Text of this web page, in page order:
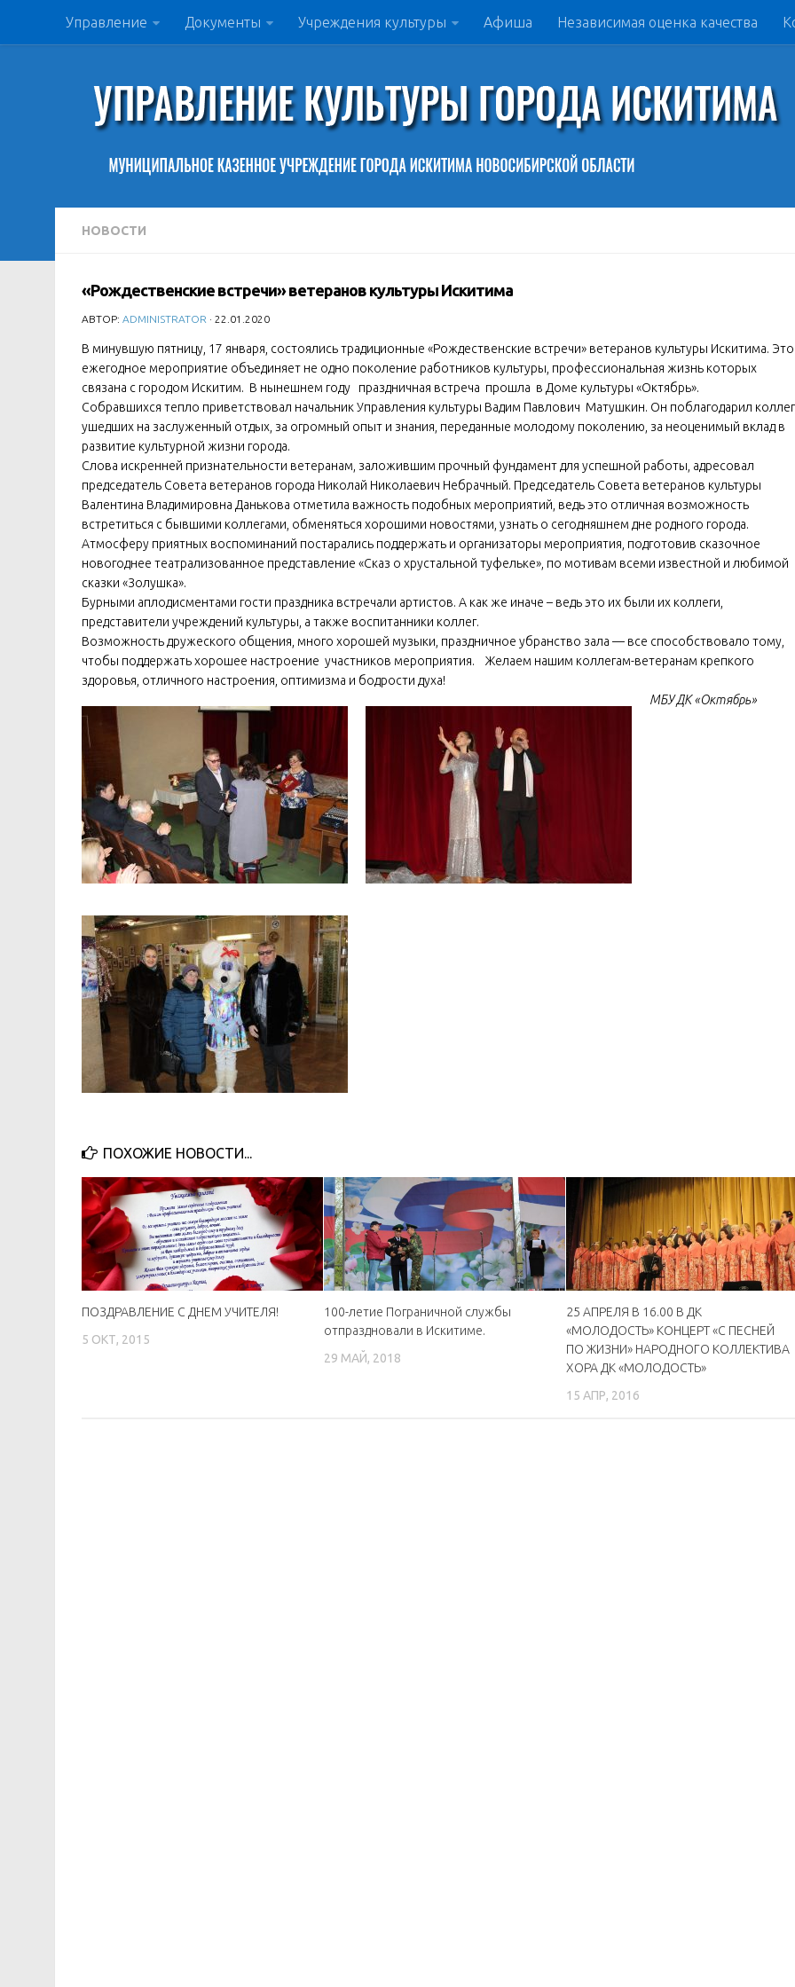
Управление Документы Учреждения культуры Афиша Независимая оценка качества
НОВОСТИ
«Рождественские встречи» ветеранов культуры Искитима
АВТОР: ADMINISTRATOR · 22.01.2020
В минувшую пятницу, 17 января, состоялись традиционные «Рождественские встречи» ветеранов культуры Искитима. Это
ежегодное мероприятие объединяет не одно поколение работников культуры, профессиональная жизнь которых
связана с городом Искитим. В нынешнем году праздничная встреча прошла в Доме культуры «Октябрь».
Собравшихся тепло приветствовал начальник Управления культуры Вадим Павлович Матушкин. Он поблагодарил коллег,
ушедших на заслуженный отдых, за огромный опыт и знания, переданные молодому поколению, за неоценимый вклад в
развитие культурной жизни города.
Слова искренней признательности ветеранам, заложившим прочный фундамент для успешной работы, адресовал
председатель Совета ветеранов города Николай Николаевич Небрачный. Председатель Совета ветеранов культуры
Валентина Владимировна Данькова отметила важность подобных мероприятий, ведь это отличная возможность
встретиться с бывшими коллегами, обменяться хорошими новостями, узнать о сегодняшнем дне родного города.
Атмосферу приятных воспоминаний постарались поддержать и организаторы мероприятия, подготовив сказочное
новогоднее театрализованное представление «Сказ о хрустальной туфельке», по мотивам всеми известной и любимой
сказки «Золушка».
Бурными аплодисментами гости праздника встречали артистов. А как же иначе – ведь это их были их коллеги,
представители учреждений культуры, а также воспитанники коллег.
Возможность дружеского общения, много хорошей музыки, праздничное убранство зала — все способствовало тому,
чтобы поддержать хорошее настроение участников мероприятия. Желаем нашим коллегам-ветеранам крепкого
здоровья, отличного настроения, оптимизма и бодрости духа!
МБУ ДК «Октябрь»
ПОХОЖИЕ НОВОСТИ...
ПОЗДРАВЛЕНИЕ С ДНЕМ УЧИТЕЛЯ!
5 ОКТ, 2015
100-летие Пограничной службы
отпраздновали в Искитиме.
29 МАЙ, 2018
25 АПРЕЛЯ В 16.00 В ДК
«МОЛОДОСТЬ» КОНЦЕРТ «С ПЕСНЕЙ
ПО ЖИЗНИ» НАРОДНОГО КОЛЛЕКТИВА
ХОРА ДК «МОЛОДОСТЬ»
15 АПР, 2016